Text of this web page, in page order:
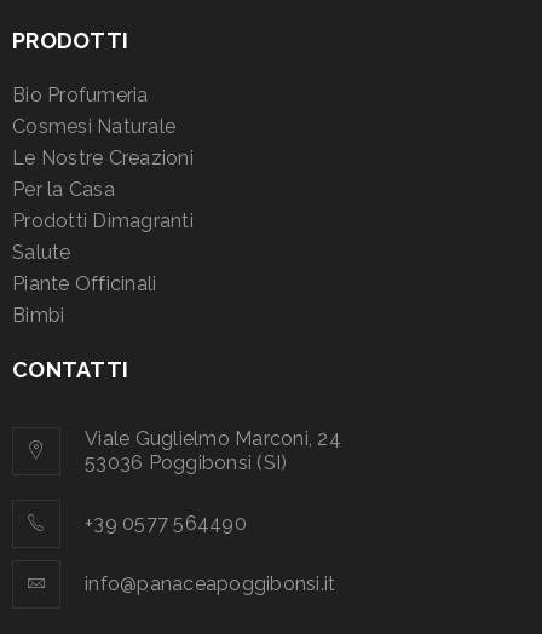
PRODOTTI
Bio Profumeria
Cosmesi Naturale
Le Nostre Creazioni
Per la Casa
Prodotti Dimagranti
Salute
Piante Officinali
Bimbi
CONTATTI
Viale Guglielmo Marconi, 24
53036 Poggibonsi (SI)
+39 0577 564490
info@panaceapoggibonsi.it